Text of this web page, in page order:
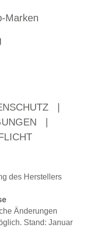
Marken
des Herstellers
Änderungen
Stand: Januar